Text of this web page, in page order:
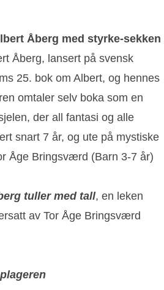
Åberg med styrke-sekken
Åberg, lansert på svensk
25. bok om Albert, og hennes
omtaler selv boka som en
der all fantasi og alle
snart 7 år, og ute på mystiske
Åge Bringsværd (Barn 3-7 år)
tuller med tall, en leken
av Tor Åge Bringsværd